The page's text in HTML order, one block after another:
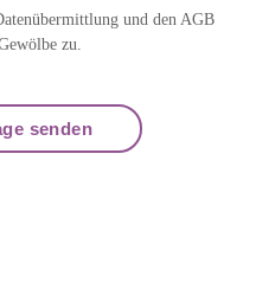
und den AGB
zu.